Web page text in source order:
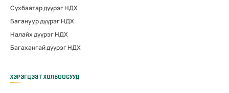
Сүхбаатар дүүрэг НДХ
Багануур дүүрэг НДХ
Налайх дүүрэг НДХ
Багахангай дүүрэг НДХ
ХЭРЭГЦЭЭТ ХОЛБООСУУД